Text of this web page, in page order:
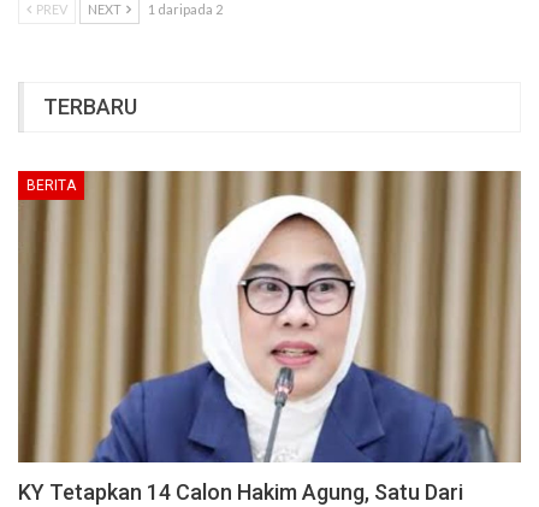
PREV NEXT 1 daripada 2
TERBARU
BERITA
KY Tetapkan 14 Calon Hakim Agung, Satu Dari